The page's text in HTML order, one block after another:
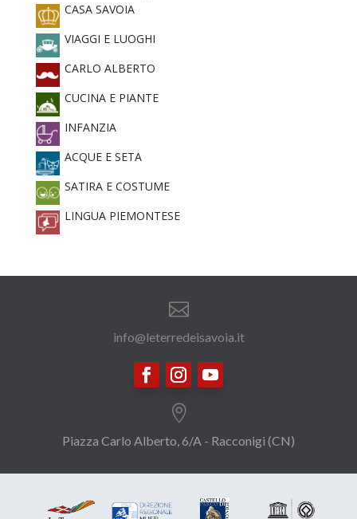
CASA SAVOIA
VIAGGI E LUOGHI
CARLO ALBERTO
CUCINA E PIANTE
INFANZIA
ACQUE E SETA
SATIRA E COSTUME
LINGUA PIEMONTESE

info@leterredeisavoia.it

Piazza Carlo Alberto, 6/A - Racconigi (CN)